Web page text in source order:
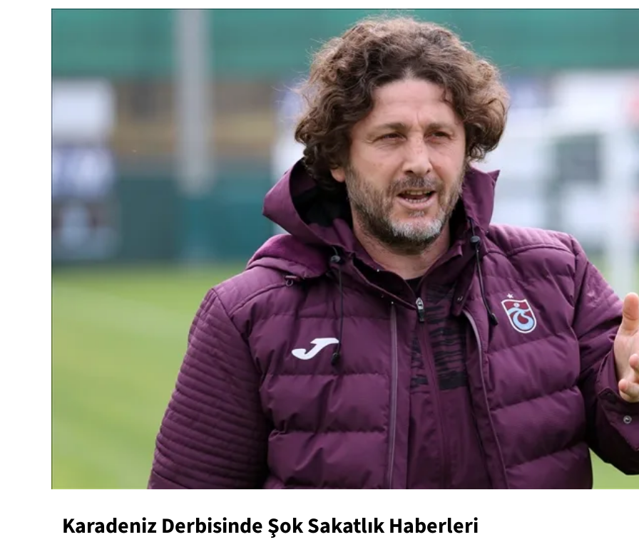
Karadeniz Derbisinde Şok Sakatlık Haberleri